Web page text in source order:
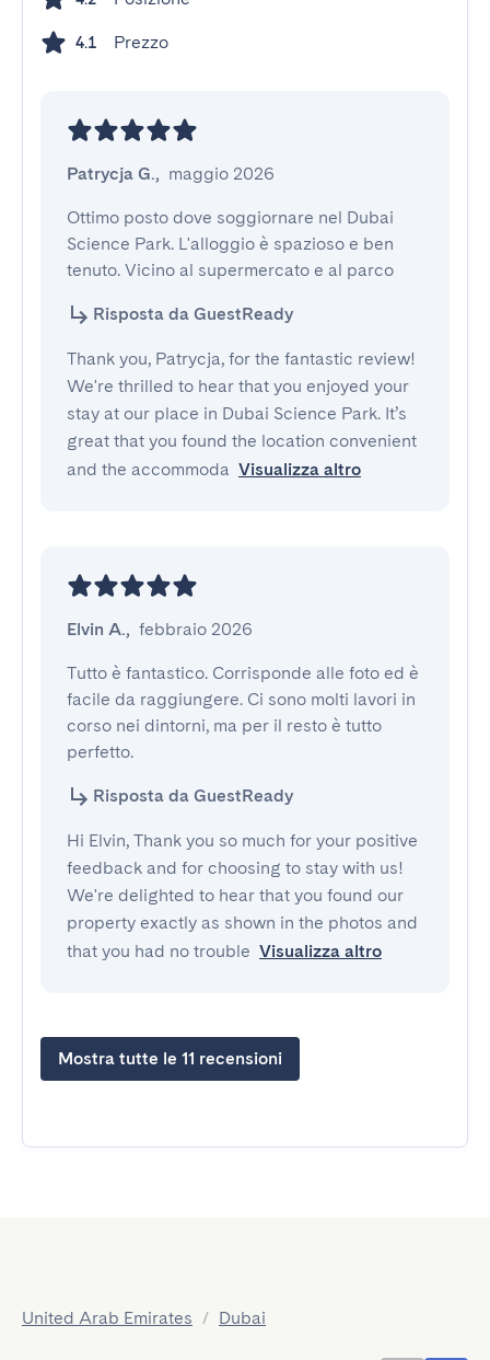
4.1 Prezzo
Patrycja G., maggio 2026
Ottimo posto dove soggiornare nel Dubai
Science Park. L'alloggio è spazioso e ben
tenuto. Vicino al supermercato e al parco
Risposta da GuestReady
Thank you, Patrycja, for the fantastic review!
We're thrilled to hear that you enjoyed your
stay at our place in Dubai Science Park. It’s
great that you found the location convenient
and the accommoda Visualizza altro
Elvin A., febbraio 2026
Tutto è fantastico. Corrisponde alle foto ed è
facile da raggiungere. Ci sono molti lavori in
corso nei dintorni, ma per il resto è tutto
perfetto.
Risposta da GuestReady
Hi Elvin, Thank you so much for your positive
feedback and for choosing to stay with us!
We're delighted to hear that you found our
property exactly as shown in the photos and
that you had no trouble Visualizza altro
Mostra tutte le 11 recensioni
United Arab Emirates / Dubai